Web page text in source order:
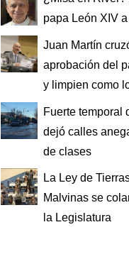
papa León XIV
Juan Martín
aprobación del
y limpien como
Fuerte temporal
dejó calles
de clases
La Ley de
Malvinas se
la Legislatura